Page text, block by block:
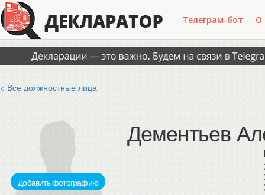
Телеграм-бот О
< Все должностные лица
Добавить фотографию
Дементьев